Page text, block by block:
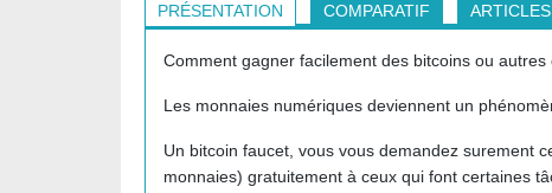
PRÉSENTATION COMPARATIF ARTICLES
Comment gagner facilement des bitcoins ou
Les monnaies numériques deviennent un
Un bitcoin faucet, vous vous demandez surement
monnaies) gratuitement à ceux qui font certaines